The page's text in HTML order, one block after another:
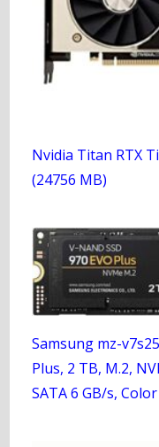
Nvidia Titan RTX
(24756 MB)
Samsung mz-
Plus, 2 TB, M.2,
SATA 6 GB/s,